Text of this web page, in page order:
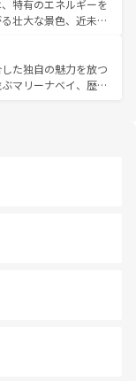
忘れられない旅にな
ットやクラビの美し
ができる。タイ料理
節にも異なる楽しみ
々、仏教を中心とし
れる旅人を魅了し続
特有のエネルギーを
壮大な景色、近未来
光スポットが密集し
も魅力。息をのむよ
を存分に楽しみ尽く
た独自の魅力を放つ
マリーナベイ、歴史
る外せないスポット